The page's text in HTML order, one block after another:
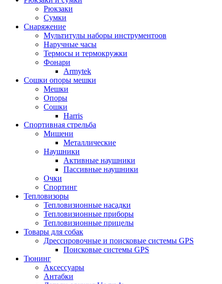
Рюкзаки
Сумки
Снаряжение
Мультитулы наборы инструментоов
Наручные часы
Термосы и термокружки
Фонари
Armytek
Сошки опоры мешки
Мешки
Опоры
Сошки
Harris
Спортивная стрельба
Мишени
Металлические
Наушники
Активные наушники
Пассивные наушники
Очки
Спортинг
Тепловизоры
Тепловизионные насадки
Тепловизионные приборы
Тепловизионные прицелы
Товары для собак
Дрессировочные и поисковые системы GPS
Поисковые системы GPS
Тюнинг
Аксессуары
Антабки